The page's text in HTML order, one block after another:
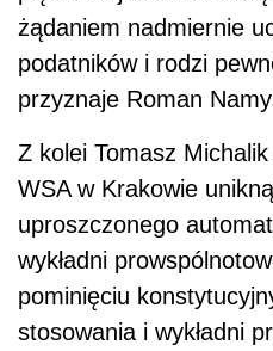
żądaniem nadmiernie
podatników i rodzi
przyznaje Roman
Z kolei Tomasz
WSA w Krakowie
uproszczonego
wykładni
pominięciu
stosowania i wykładni